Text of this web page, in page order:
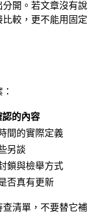
開。若文章沒有說
較，更不能用固定
認的內容
間的實際定義
另談
鎖與檢舉方式
否真有更新
清單，不要替它補